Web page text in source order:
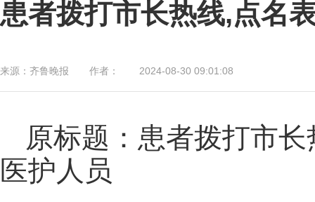
患者拨打市长热线,点名
来源： 齐鲁晚报 作者： 2024-08-30 09:01:08
原标题：患者拨打市
医护人员